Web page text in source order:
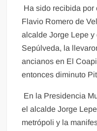
Ha sido recibida
Flavio Romero de
alcalde Jorge Lepe
Sepúlveda, la
ancianos en El
entonces diminuto
En la Presidencia
el alcalde Jorge
metrópoli y la